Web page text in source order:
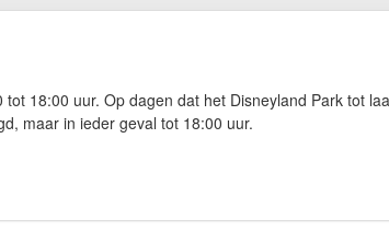
18:00 uur. Op dagen dat het Disneyland Park tot
maar in ieder geval tot 18:00 uur.